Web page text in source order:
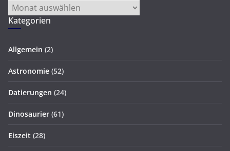
Archiv
Kategorien
Allgemein (2)
Astronomie (52)
Datierungen (24)
Dinosaurier (61)
Eiszeit (28)